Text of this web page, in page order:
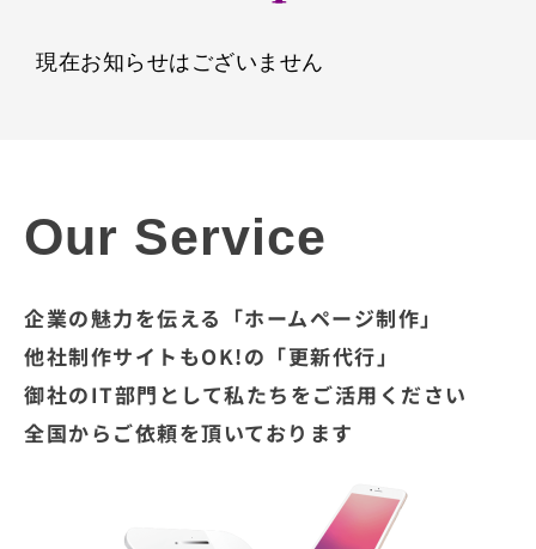
現在お知らせはございません
Our Service
企業の魅力を伝える「ホームページ制作」
他社制作サイトもOK!の「更新代行」
御社のIT部門として私たちをご活用ください
全国からご依頼を頂いております